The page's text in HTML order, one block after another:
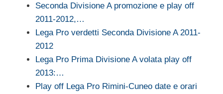
Seconda Divisione A promozione e play off
2011-2012,…
Lega Pro verdetti Seconda Divisione A 2011-
2012
Lega Pro Prima Divisione A volata play off
2013:…
Play off Lega Pro Rimini-Cuneo date e orari